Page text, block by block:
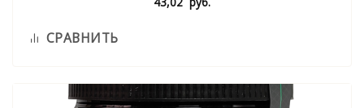
СРАВНИТЬ